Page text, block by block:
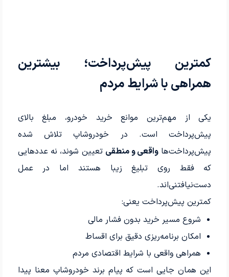
کمترین پیش‌پرداخت؛ بیشترین
همراهی با شرایط مردم
یکی از مهم‌ترین موانع خرید خودرو، مبلغ بالای
پیش‌پرداخت است. در خودروشاپ تلاش شده
پیش‌پرداخت‌هاواقعی و منطقی تعیین شوند، نه عددهایی
که فقط روی تبلیغ زیبا هستند اما در عمل
دست‌نیافتنی‌اند.
کمترین پیش‌پرداخت یعنی:
شروع مسیر خرید بدون فشار مالی
امکان برنامه‌ریزی دقیق برای اقساط
همراهی واقعی با شرایط اقتصادی مردم
این همان جایی است که پیام برند خودروشاپ معنا پیدا